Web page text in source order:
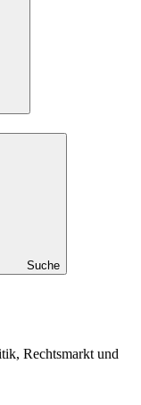
Suche
Rechtsmarkt und